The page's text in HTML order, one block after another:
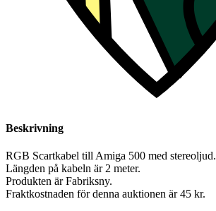
Beskrivning
RGB Scartkabel till Amiga 500 med stereoljud.
Längden på kabeln är 2 meter.
Produkten är Fabriksny.
Fraktkostnaden för denna auktionen är 45 kr.